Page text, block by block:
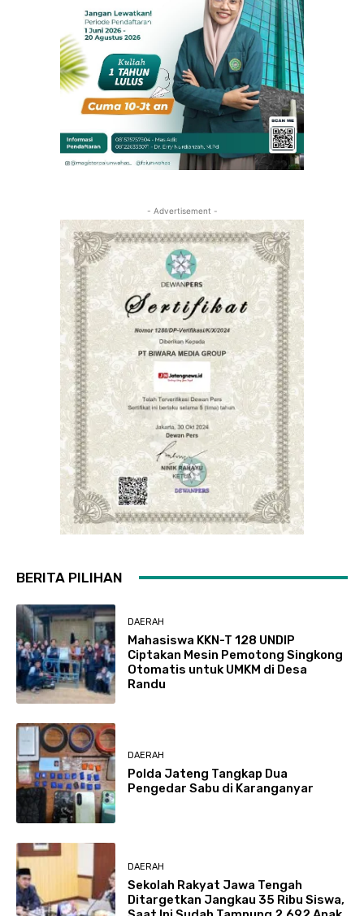
- Advertisement -
BERITA PILIHAN
DAERAH
Mahasiswa KKN-T 128 UNDIP
Ciptakan Mesin Pemotong Singkong
Otomatis untuk UMKM di Desa
Randu
DAERAH
Polda Jateng Tangkap Dua
Pengedar Sabu di Karanganyar
DAERAH
Sekolah Rakyat Jawa Tengah
Ditargetkan Jangkau 35 Ribu Siswa,